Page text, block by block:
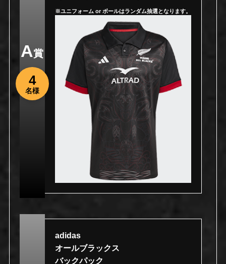
A賞
4
名様
※ユニフォーム or ボールはランダム抽選となります。
adidas
オールブラックス
バックパック